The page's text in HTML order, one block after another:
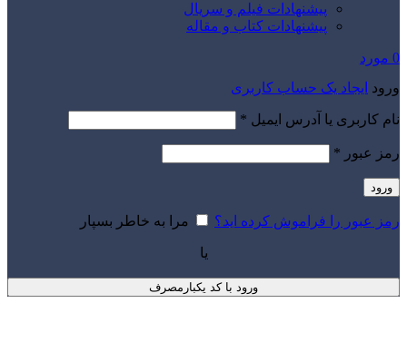
پیشنهادات فیلم و سریال
پیشنهادات کتاب و مقاله
0 مورد
ورود ایجاد یک حساب کاربری
نام کاربری یا آدرس ایمیل *
رمز عبور *
ورود
رمز عبور را فراموش کرده اید؟ مرا به خاطر بسپار
یا
ورود با کد یکبارمصرف